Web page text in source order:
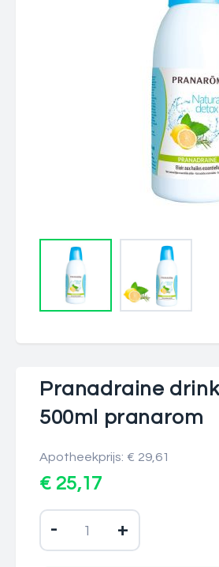
Pranadraine
500ml pranarom
Apotheekprijs: € 29,61
€ 25,17
- +